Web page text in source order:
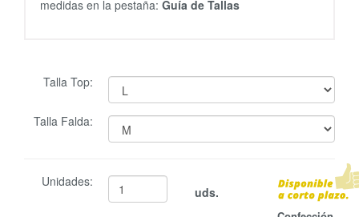
medidas en la pestaña: Guía de Tallas
Talla Top:
Talla Falda:
Unidades:
uds.